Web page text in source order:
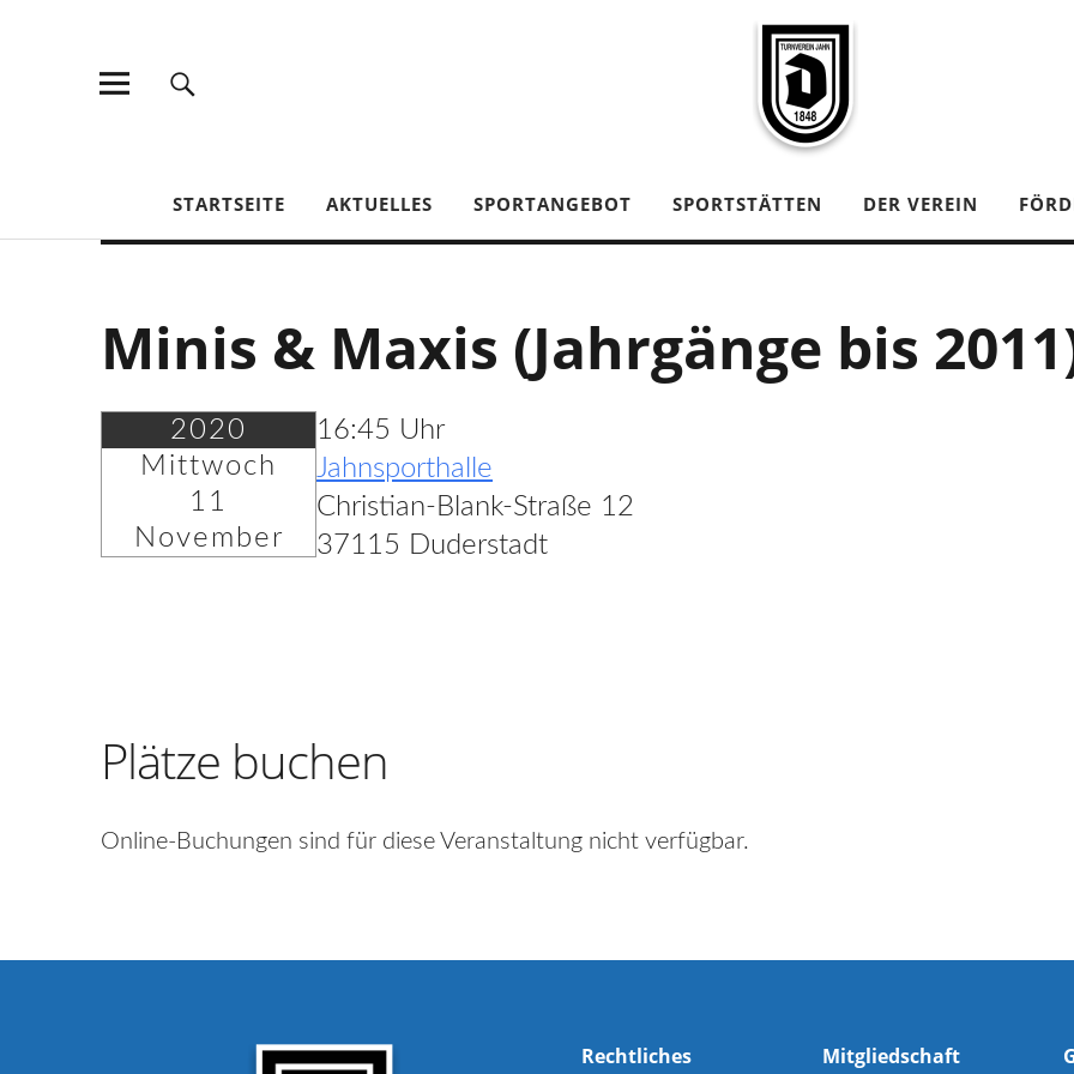
STARTSEITE AKTUELLES SPORTANGEBOT SPORTSTÄTTEN DER VEREIN
Minis & Maxis (Jahrgänge bis
2020
Mittwoch
11
November
16:45 Uhr
Jahnsporthalle
Christian-Blank-Straße 12
37115 Duderstadt
Plätze buchen
Online-Buchungen sind für diese Veranstaltung nicht verfügbar.
Rechtliches Mitgliedschaft